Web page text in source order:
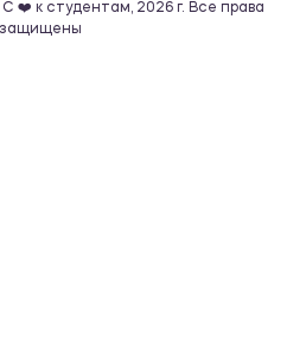
❤️ к студентам, 2026 г. Все права
защищены